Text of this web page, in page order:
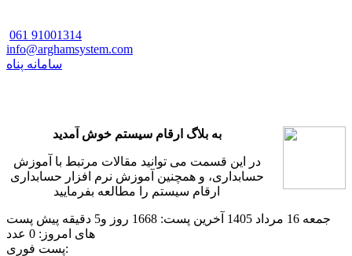
061 91001314
info@arghamsystem.com
سامانه پناه
به بلاگ ارقام سیستم خوش آمدید
در این قسمت می توانید مقالات مرتبط با آموزش
حسابداری، و همچنین آموزش نرم افزار حسابداری
ارقام سیستم را مطالعه بفرمایید
جمعه 16 مرداد 1405 آخرین پست: 1668 روز و5 دقیقه پیش
پست
های امروز: 0 عدد
پست فوری: